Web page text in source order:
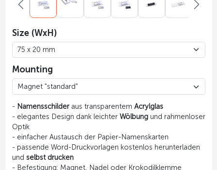
Size (WxH)
Mounting
- Namensschilderaus transparentem Acrylglas
- elegantes Design dank leichter Wölbungund rahmenloser
Optik
- einfacher Austausch der Papier-Namenskarten
- passende Word-Druckvorlagen kostenlos herunterladen
und selbst drucken
- Befestigung: Magnet, Nadel oder Krokodilklemme